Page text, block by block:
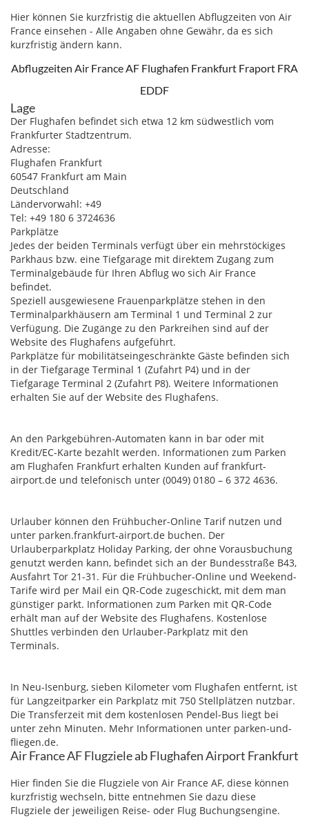
Hier können Sie kurzfristig die aktuellen Abflugzeiten von Air
France einsehen - Alle Angaben ohne Gewähr, da es sich
kurzfristig ändern kann.
Abflugzeiten Air France AF Flughafen Frankfurt Fraport FRA
EDDF
Lage
Der Flughafen befindet sich etwa 12 km südwestlich vom
Frankfurter Stadtzentrum.
Adresse:
Flughafen Frankfurt
60547 Frankfurt am Main
Deutschland
Ländervorwahl: +49
Tel: +49 180 6 3724636
Parkplätze
Jedes der beiden Terminals verfügt über ein mehrstöckiges
Parkhaus bzw. eine Tiefgarage mit direktem Zugang zum
Terminalgebäude für Ihren Abflug wo sich Air France
befindet.
Speziell ausgewiesene Frauenparkplätze stehen in den
Terminalparkhäusern am Terminal 1 und Terminal 2 zur
Verfügung. Die Zugänge zu den Parkreihen sind auf der
Website des Flughafens aufgeführt.
Parkplätze für mobilitätseingeschränkte Gäste befinden sich
in der Tiefgarage Terminal 1 (Zufahrt P4) und in der
Tiefgarage Terminal 2 (Zufahrt P8). Weitere Informationen
erhalten Sie auf der Website des Flughafens.
An den Parkgebühren-Automaten kann in bar oder mit
Kredit/EC-Karte bezahlt werden. Informationen zum Parken
am Flughafen Frankfurt erhalten Kunden auf frankfurt-
airport.de und telefonisch unter (0049) 0180 – 6 372 4636.
Urlauber können den Frühbucher-Online Tarif nutzen und
unter parken.frankfurt-airport.de buchen. Der
Urlauberparkplatz Holiday Parking, der ohne Vorausbuchung
genutzt werden kann, befindet sich an der Bundesstraße B43,
Ausfahrt Tor 21-31. Für die Frühbucher-Online und Weekend-
Tarife wird per Mail ein QR-Code zugeschickt, mit dem man
günstiger parkt. Informationen zum Parken mit QR-Code
erhält man auf der Website des Flughafens. Kostenlose
Shuttles verbinden den Urlauber-Parkplatz mit den
Terminals.
In Neu-Isenburg, sieben Kilometer vom Flughafen entfernt, ist
für Langzeitparker ein Parkplatz mit 750 Stellplätzen nutzbar.
Die Transferzeit mit dem kostenlosen Pendel-Bus liegt bei
unter zehn Minuten. Mehr Informationen unter parken-und-
fliegen.de.
Air France AF Flugziele ab Flughafen Airport Frankfurt
Hier finden Sie die Flugziele von Air France AF, diese können
kurzfristig wechseln, bitte entnehmen Sie dazu diese
Flugziele der jeweiligen Reise- oder Flug Buchungsengine.